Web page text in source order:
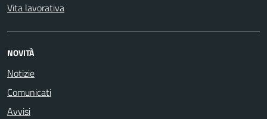
Vita lavorativa
NOVITÀ
Notizie
Comunicati
Avvisi